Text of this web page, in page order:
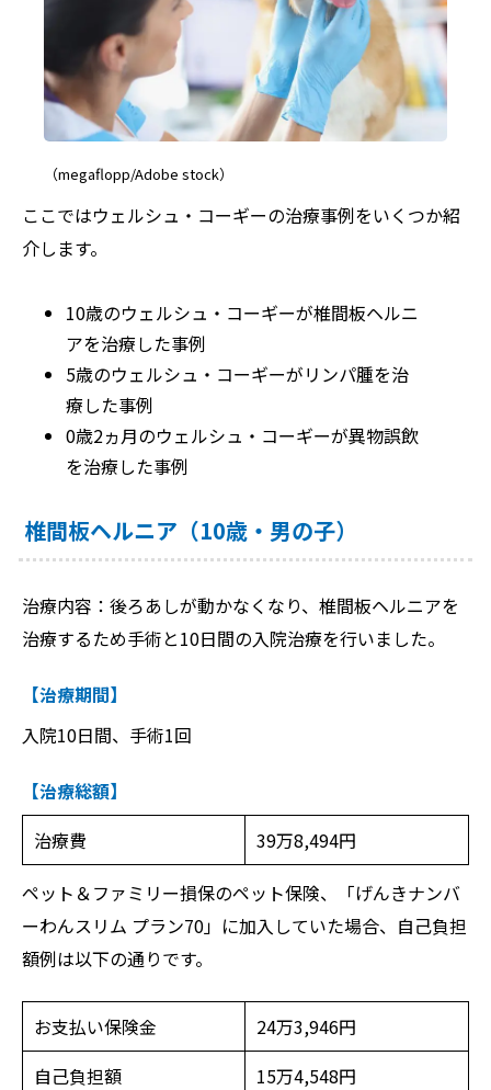
（megaflopp/Adobe stock）
ここではウェルシュ・コーギーの治療事例をいくつか紹
介します。
10歳のウェルシュ・コーギーが椎間板ヘルニ
アを治療した事例
5歳のウェルシュ・コーギーがリンパ腫を治
療した事例
0歳2ヵ月のウェルシュ・コーギーが異物誤飲
を治療した事例
椎間板ヘルニア（10歳・男の子）
治療内容：後ろあしが動かなくなり、椎間板ヘルニアを
治療するため手術と10日間の入院治療を行いました。
【治療期間】
入院10日間、手術1回
【治療総額】
治療費
39万8,494円
ペット＆ファミリー損保のペット保険、「げんきナンバ
ーわんスリム プラン70」に加入していた場合、自己負担
額例は以下の通りです。
お支払い保険金
24万3,946円
自己負担額
15万4,548円